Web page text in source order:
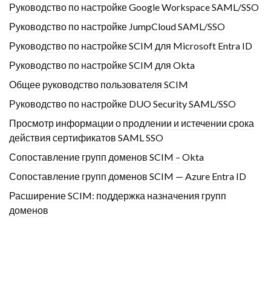
Руководство по настройке Google Workspace SAML/SSO
Руководство по настройке JumpCloud SAML/SSO
Руководство по настройке SCIM для Microsoft Entra ID
Руководство по настройке SCIM для Okta
Общее руководство пользователя SCIM
Руководство по настройке DUO Security SAML/SSO
Просмотр информации о продлении и истечении срока
действия сертификатов SAML SSO
Сопоставление групп доменов SCIM – Okta
Сопоставление групп доменов SCIM — Azure Entra ID
Расширение SCIM: поддержка назначения групп
доменов